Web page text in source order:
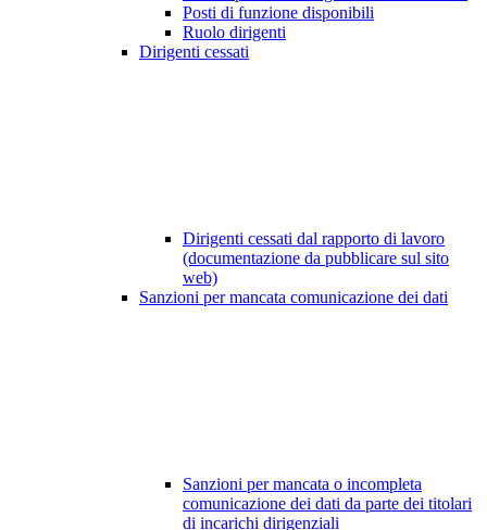
Posti di funzione disponibili
Ruolo dirigenti
Dirigenti cessati
Dirigenti cessati dal rapporto di lavoro
(documentazione da pubblicare sul sito
web)
Sanzioni per mancata comunicazione dei dati
Sanzioni per mancata o incompleta
comunicazione dei dati da parte dei titolari
di incarichi dirigenziali